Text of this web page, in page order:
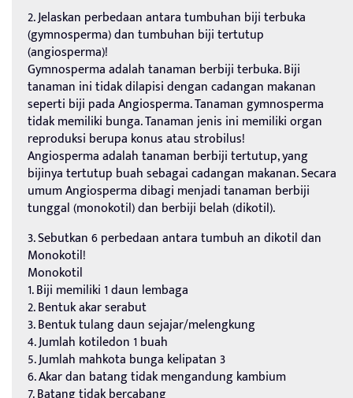
2. Jelaskan perbedaan antara tumbuhan biji terbuka
(gymnosperma) dan tumbuhan biji tertutup
(angiosperma)!
Gymnosperma adalah tanaman berbiji terbuka. Biji
tanaman ini tidak dilapisi dengan cadangan makanan
seperti biji pada Angiosperma. Tanaman gymnosperma
tidak memiliki bunga. Tanaman jenis ini memiliki organ
reproduksi berupa konus atau strobilus!
Angiosperma adalah tanaman berbiji tertutup, yang
bijinya tertutup buah sebagai cadangan makanan. Secara
umum Angiosperma dibagi menjadi tanaman berbiji
tunggal (monokotil) dan berbiji belah (dikotil).
3. Sebutkan 6 perbedaan antara tumbuh an dikotil dan
Monokotil!
Monokotil
1. Biji memiliki 1 daun lembaga
2. Bentuk akar serabut
3. Bentuk tulang daun sejajar/melengkung
4. Jumlah kotiledon 1 buah
5. Jumlah mahkota bunga kelipatan 3
6. Akar dan batang tidak mengandung kambium